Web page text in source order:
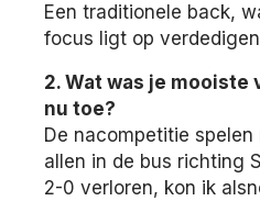
Een traditionele back,
focus ligt op
2. Wat was je
nu toe?
De nacompetitie spelen
allen in de bus richting
2-0 verloren, kon ik